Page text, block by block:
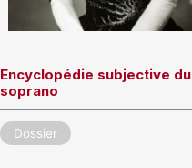
Encyclopédie subjective du
soprano
Dossier